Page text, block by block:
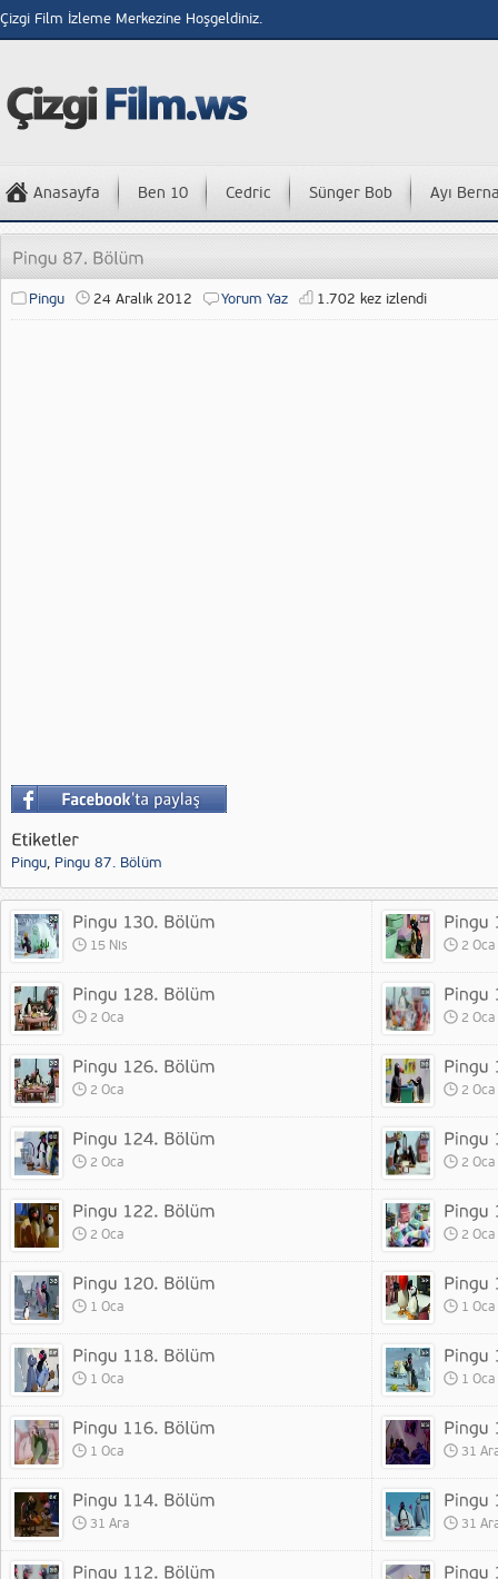
Çizgi Film İzleme Merkezine Hoşgeldiniz.
Anasayfa Ben 10 Cedric Sünger Bob Ayı
Pingu 24 Aralık 2012 Yorum Yaz 1.702 kez izlendi
Pingu, Pingu 87. Bölüm
15 Nis 2 Oca
2 Oca 2 Oca
2 Oca 2 Oca
2 Oca 2 Oca
2 Oca 2 Oca
1 Oca 1 Oca
1 Oca 1 Oca
1 Oca 31
31 Ara 31